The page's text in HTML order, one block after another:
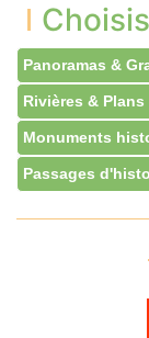
Panoramas &
Rivières & Plans
Monuments
Passages